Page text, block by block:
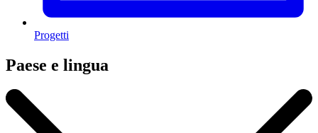
Progetti
Paese e lingua